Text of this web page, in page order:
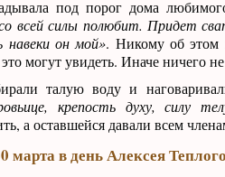
под порог дома
всей силы полюбит. Придет
он мой». Никому об этом
могут увидеть. Иначе ничего
талую воду и
крепость духу, силу
а оставшейся давали всем
марта в день Алексея Теплого